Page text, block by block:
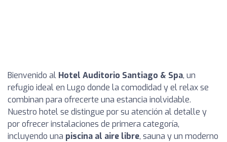
Bienvenido al Hotel Auditorio Santiago & Spa, un
refugio ideal en Lugo donde la comodidad y el relax se
combinan para ofrecerte una estancia inolvidable.
Nuestro hotel se distingue por su atención al detalle y
por ofrecer instalaciones de primera categoría,
incluyendo una piscina al aire libre, sauna y un moderno